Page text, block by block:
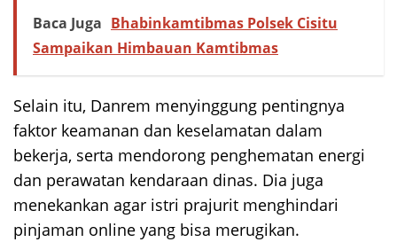
Baca Juga Bhabinkamtibmas Polsek Cisitu
Sampaikan Himbauan Kamtibmas
Selain itu, Danrem menyinggung pentingnya
faktor keamanan dan keselamatan dalam
bekerja, serta mendorong penghematan energi
dan perawatan kendaraan dinas. Dia juga
menekankan agar istri prajurit menghindari
pinjaman online yang bisa merugikan.